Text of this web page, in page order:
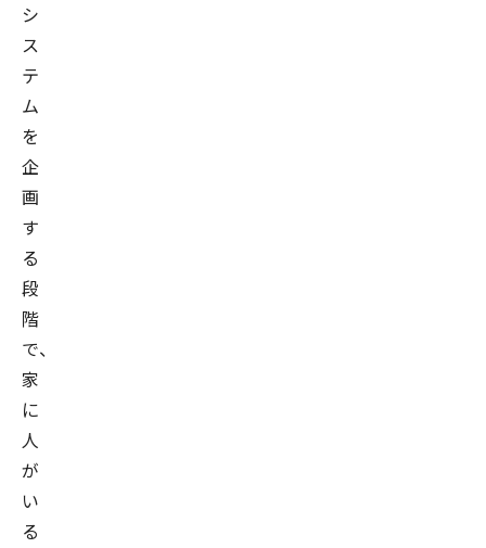
シ
ス
テ
ム
を
企
画
す
る
段
階
で、
家
に
人
が
い
る